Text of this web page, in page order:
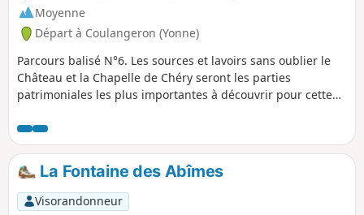
Moyenne
Départ à Coulangeron (Yonne)
Parcours balisé N°6. Les sources et lavoirs sans oublier le
Château et la Chapelle de Chéry seront les parties
patrimoniales les plus importantes à découvrir pour cette
et collines depuis lesquelles les points de vue sont
nombreux.
La Fontaine des Abîmes
Visorandonneur